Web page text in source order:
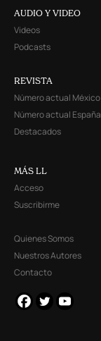
AUDIO Y VIDEO
Videos
Podcasts
REVISTA
Número actual México
Número actual España
Destacados
MÁS LL
Acceso
Suscribirme
Quienes Somos
Nuestros Autores
Contacto